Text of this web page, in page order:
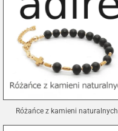
Różańce z kamieni naturalnych